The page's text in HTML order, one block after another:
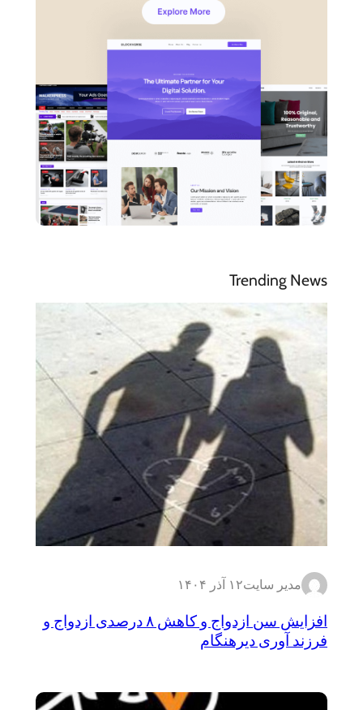
Trending News
مدیر سایت۱۲ آذر ۱۴۰۴
افزایش سن ازدواج و کاهش ۸ درصدی ازدواج و
فرزند آوری دیرهنگام